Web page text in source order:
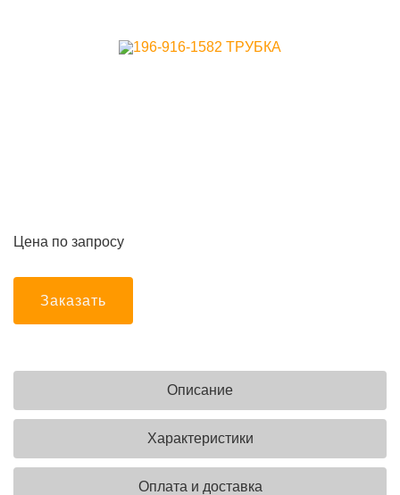
Цена по запросу
Заказать
Описание
Характеристики
Оплата и доставка